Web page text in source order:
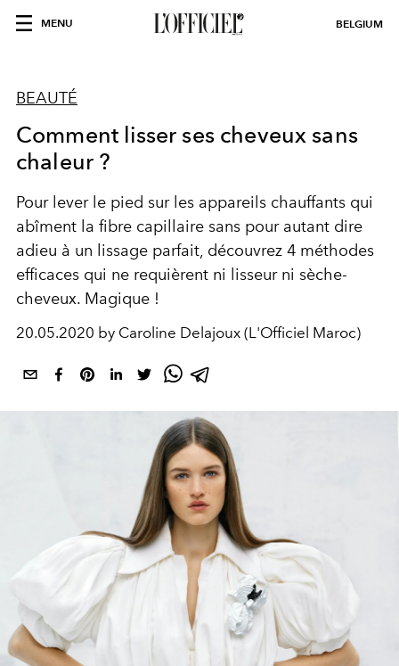
MENU BELGIUM
BEAUTÉ
Comment lisser ses cheveux sans
chaleur ?
Pour lever le pied sur les appareils chauffants qui
abîment la fibre capillaire sans pour autant dire
adieu à un lissage parfait, découvrez 4 méthodes
efficaces qui ne requièrent ni lisseur ni sèche-
cheveux. Magique !
20.05.2020 by Caroline Delajoux (L'Officiel Maroc)